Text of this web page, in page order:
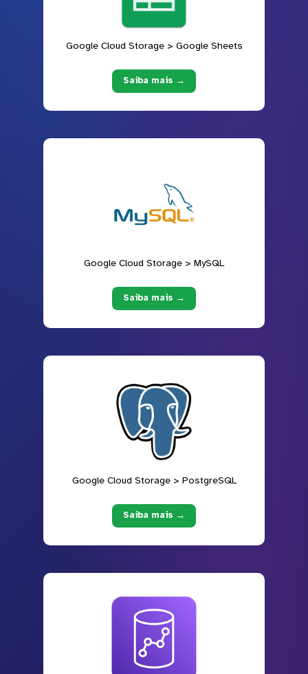
Google Cloud Storage > Google Sheets
Saiba mais →
Google Cloud Storage > MySQL
Saiba mais →
Google Cloud Storage > PostgreSQL
Saiba mais →